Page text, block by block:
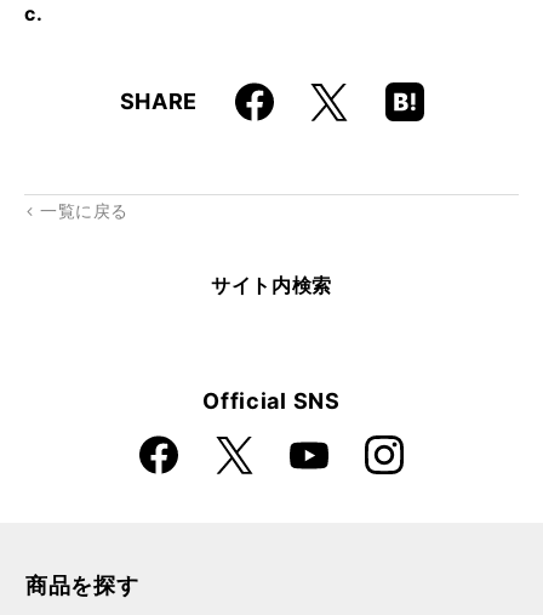
c.
SHARE Faceboo
k
X
Hatena
Boo
一覧に戻る
サイト内検索
Official SNS
Faceboo
k
X YouTube Instagra
m
商品を探す